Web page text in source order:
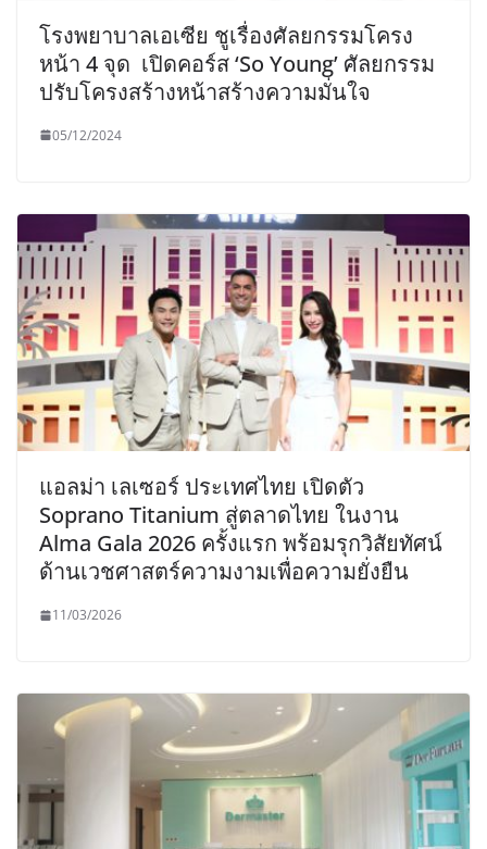
โรงพยาบาลเอเซีย ชูเรื่องศัลยกรรมโครง
หน้า 4 จุด เปิดคอร์ส ‘So Young’ ศัลยกรรม
ปรับโครงสร้างหน้าสร้างความมั่นใจ
05/12/2024
แอลม่า เลเซอร์ ประเทศไทย เปิดตัว
Soprano Titanium สู่ตลาดไทย ในงาน
Alma Gala 2026 ครั้งแรก พร้อมรุกวิสัยทัศน์
ด้านเวชศาสตร์ความงามเพื่อความยั่งยืน
11/03/2026